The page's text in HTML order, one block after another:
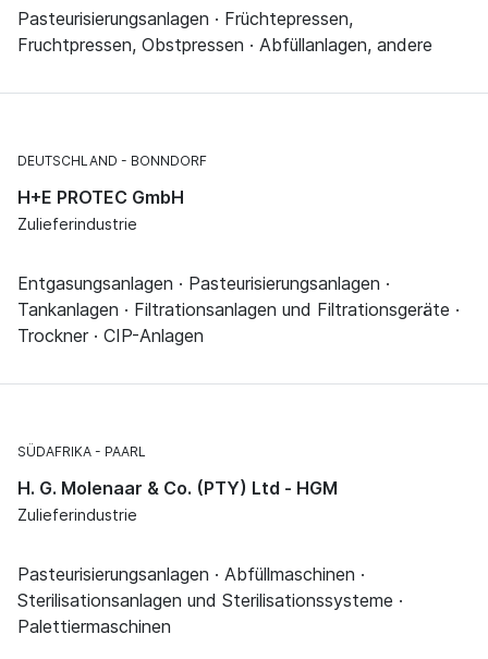
Pasteurisierungsanlagen · Früchtepressen,
Fruchtpressen, Obstpressen · Abfüllanlagen, andere
DEUTSCHLAND BONNDORF
H+E PROTEC GmbH
Zulieferindustrie
Entgasungsanlagen · Pasteurisierungsanlagen ·
Tankanlagen · Filtrationsanlagen und Filtrationsgeräte ·
Trockner · CIP-Anlagen
SÜDAFRIKA PAARL
H. G. Molenaar & Co. (PTY) Ltd - HGM
Zulieferindustrie
Pasteurisierungsanlagen · Abfüllmaschinen ·
Sterilisationsanlagen und Sterilisationssysteme ·
Palettiermaschinen